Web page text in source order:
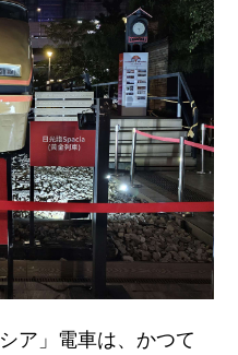
ア」電車は、かつて